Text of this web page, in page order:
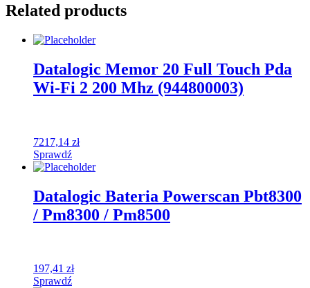
Related products
Datalogic Memor 20 Full Touch Pda
Wi-Fi 2 200 Mhz (944800003)
7217,14 zł
Sprawdź
Datalogic Bateria Powerscan Pbt8300
/ Pm8300 / Pm8500
197,41 zł
Sprawdź